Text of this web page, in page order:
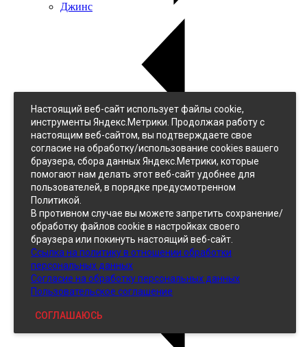
Джинс
Джинс
Однотонный
Принтованный
Кожзам
Настоящий веб-сайт использует файлы cookie,
инструменты Яндекс.Метрики. Продолжая работу с
настоящим веб-сайтом, вы подтверждаете свое
согласие на обработку/использование cookies вашего
браузера, сбора данных Яндекс.Метрики, которые
помогают нам делать этот веб-сайт удобнее для
пользователей, в порядке предусмотренном
Политикой.
В противном случае вы можете запретить сохранение/
обработку файлов cookie в настройках своего
браузера или покинуть настоящий веб-сайт.
Ссылка на политику в отношении обработки
персональных данных
Согласие на обработку персональных данных
Пользовательское соглашение
СОГЛАШАЮСЬ